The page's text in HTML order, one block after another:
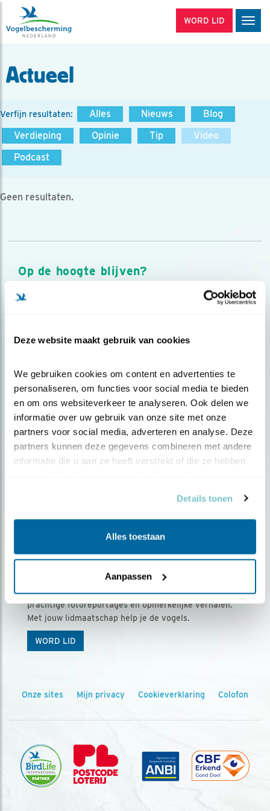
Deze website maakt gebruik van cookies
We gebruiken cookies om content en advertenties te
personaliseren, om functies voor social media te bieden
en om ons websiteverkeer te analyseren. Ook delen we
informatie over uw gebruik van onze site met onze
partners voor social media, adverteren en analyse. Deze
partners kunnen deze gegevens combineren met andere
informatie die u aan ze heeft verstrekt of die ze hebben
Details tonen
Alles toestaan
Aanpassen
WORD LID
Actueel
Verfijn resultaten: Alles Nieuws
Blog
Verdieping
Opinie Tip
Video
Podcast
Geen resultaten.
Op de hoogte blijven?
Meld je aan en ontvang nieuws, inspiratie, acties en tips
over vogels en activiteiten van Vogelbescherming.
Ontvang 5 x Vogels voor € 36,00 per jaar
Vogels is het tijdschrift voor onze leden, met
prachtige fotoreportages en opmerkelijke verhalen.
Met jouw lidmaatschap help je de vogels.
WORD LID
Onze sites Mijn privacy Cookieverklaring Colofon